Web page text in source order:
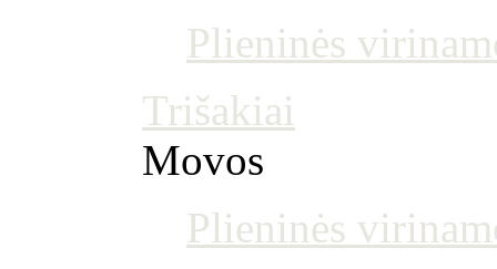
Plieninės
Trišakiai
Movos
Plieninės